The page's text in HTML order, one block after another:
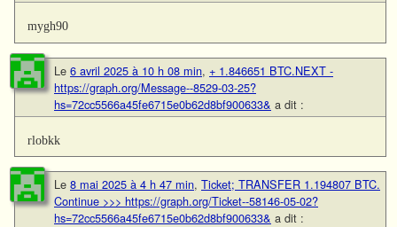
mygh90
Le 6 avril 2025 à 10 h 08 min, + 1.846651 BTC.NEXT -
https://graph.org/Message--8529-03-25?
hs=72cc5566a45fe6715e0b62d8bf900633& a dit :
rlobkk
Le 8 mai 2025 à 4 h 47 min, Ticket; TRANSFER 1.194807 BTC.
Continue >>> https://graph.org/Ticket--58146-05-02?
hs=72cc5566a45fe6715e0b62d8bf900633& a dit :